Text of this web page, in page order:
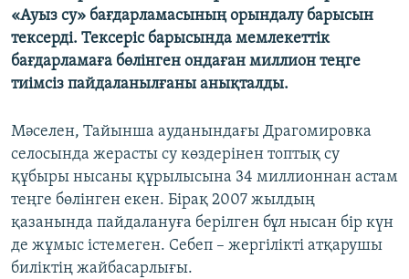
«Ауыз су» бағдарламасының орындалу барысын
тексерді. Тексеріс барысында мемлекеттік
бағдарламаға бөлінген ондаған миллион теңге
тиімсіз пайдаланылғаны анықталды.
Мәселен, Тайынша ауданындағы Драгомировка
селосында жерасты су көздерінен топтық су
құбыры нысаны құрылысына 34 миллионнан астам
теңге бөлінген екен. Бірақ 2007 жылдың
қазанында пайдалануға берілген бұл нысан бір күн
де жұмыс істемеген. Себеп – жергілікті атқарушы
биліктің жайбасарлығы.